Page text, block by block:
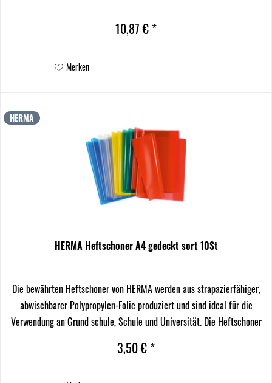
10,87 € *
Merken
HERMA
HERMA Heftschoner A4 gedeckt sort 10St
Die bewährten Heftschoner von HERMA werden aus strapazierfähiger,
abwischbarer Polypropylen-Folie produziert und sind ideal für die
Verwendung an Grund schule, Schule und Universität. Die Heftschoner
3,50 € *